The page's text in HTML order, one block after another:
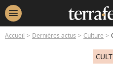
menu
Accueil Dernières actus Culture